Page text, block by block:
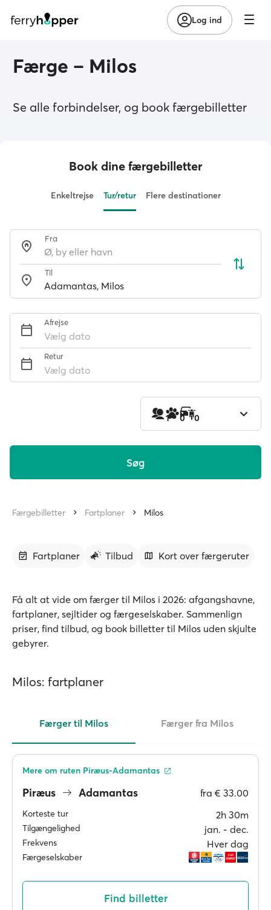
Log ind
Færge – Milos
Se alle forbindelser, og book færgebilletter
Book dine færgebilletter
Enkeltrejse Tur/retur Flere destinationer
Fra
Til
Afrejse
Vælg dato
Retur
Vælg dato
1 0 0
Søg
Færgebilletter Fartplaner Milos
Fartplaner Tilbud Kort over færgeruter
Få alt at vide om færger til Milos i 2026: afgangshavne,
fartplaner, sejltider og færgeselskaber. Sammenlign
priser, find tilbud, og book billetter til Milos uden skjulte
gebyrer.
Milos: fartplaner
Færger til Milos Færger fra Milos
Piræus Adamantas fra € 33.00
Korteste tur 2h 30m
Tilgængelighed jan. ‐ dec.
Frekvens Hver dag
Færgeselskaber
Mere om ruten Piræus-Adamantas
Find billetter